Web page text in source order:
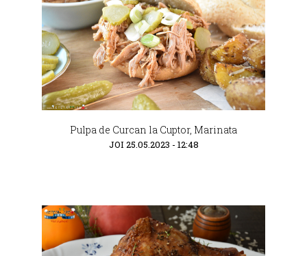
Pulpa de Curcan la Cuptor, Marinata
JOI 25.05.2023 - 12:48